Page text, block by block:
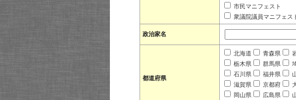
市民マニフェスト
衆議院議員マニフェス
政治家名
都道府県
北海道 青森県
栃木県
群馬県
石川県
福井県
滋賀県
京都府
岡山県
広島県